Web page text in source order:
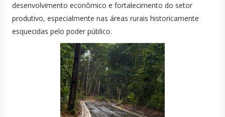
desenvolvimento econômico e fortalecimento do setor
produtivo, especialmente nas áreas rurais historicamente
esquecidas pelo poder público.